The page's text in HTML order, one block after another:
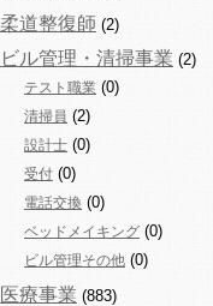
柔道整復師 (2)
ビル管理・清掃事業 (2)
テスト職業 (0)
清掃員 (2)
設計士 (0)
受付 (0)
電話交換 (0)
ベッドメイキング (0)
ビル管理その他 (0)
医療事業 (883)